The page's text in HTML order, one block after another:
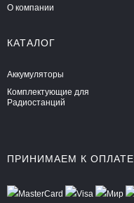
О компании
КАТАЛОГ
Аккумуляторы
Комплектующие для
Радиостанций
ПРИНИМАЕМ К ОПЛАТЕ